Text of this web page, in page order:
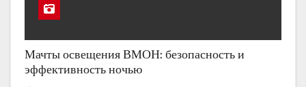
Мачты освещения ВМОН: безопасность и
эффективность ночью